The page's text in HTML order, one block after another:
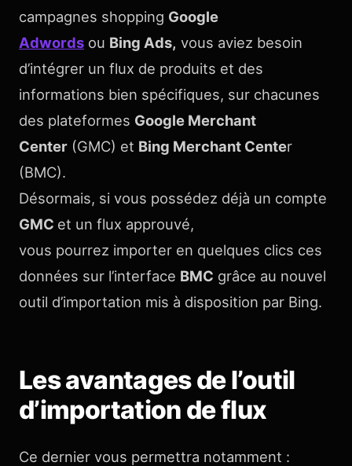
campagnes shopping Google
Adwords ou Bing Ads, vous aviez besoin
d’intégrer un flux de produits et des
informations bien spécifiques, sur chacunes
des plateformes Google Merchant
Center (GMC) et Bing Merchant Center
(BMC).
Désormais, si vous possédez déjà un compte
GMC et un flux approuvé,
vous pourrez importer en quelques clics ces
données sur l’interface BMC grâce au nouvel
outil d’importation mis à disposition par Bing.
Les avantages de l’outil
d’importation de flux
Ce dernier vous permettra notamment :